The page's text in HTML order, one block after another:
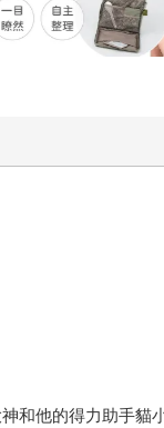
和他的得力助手貓